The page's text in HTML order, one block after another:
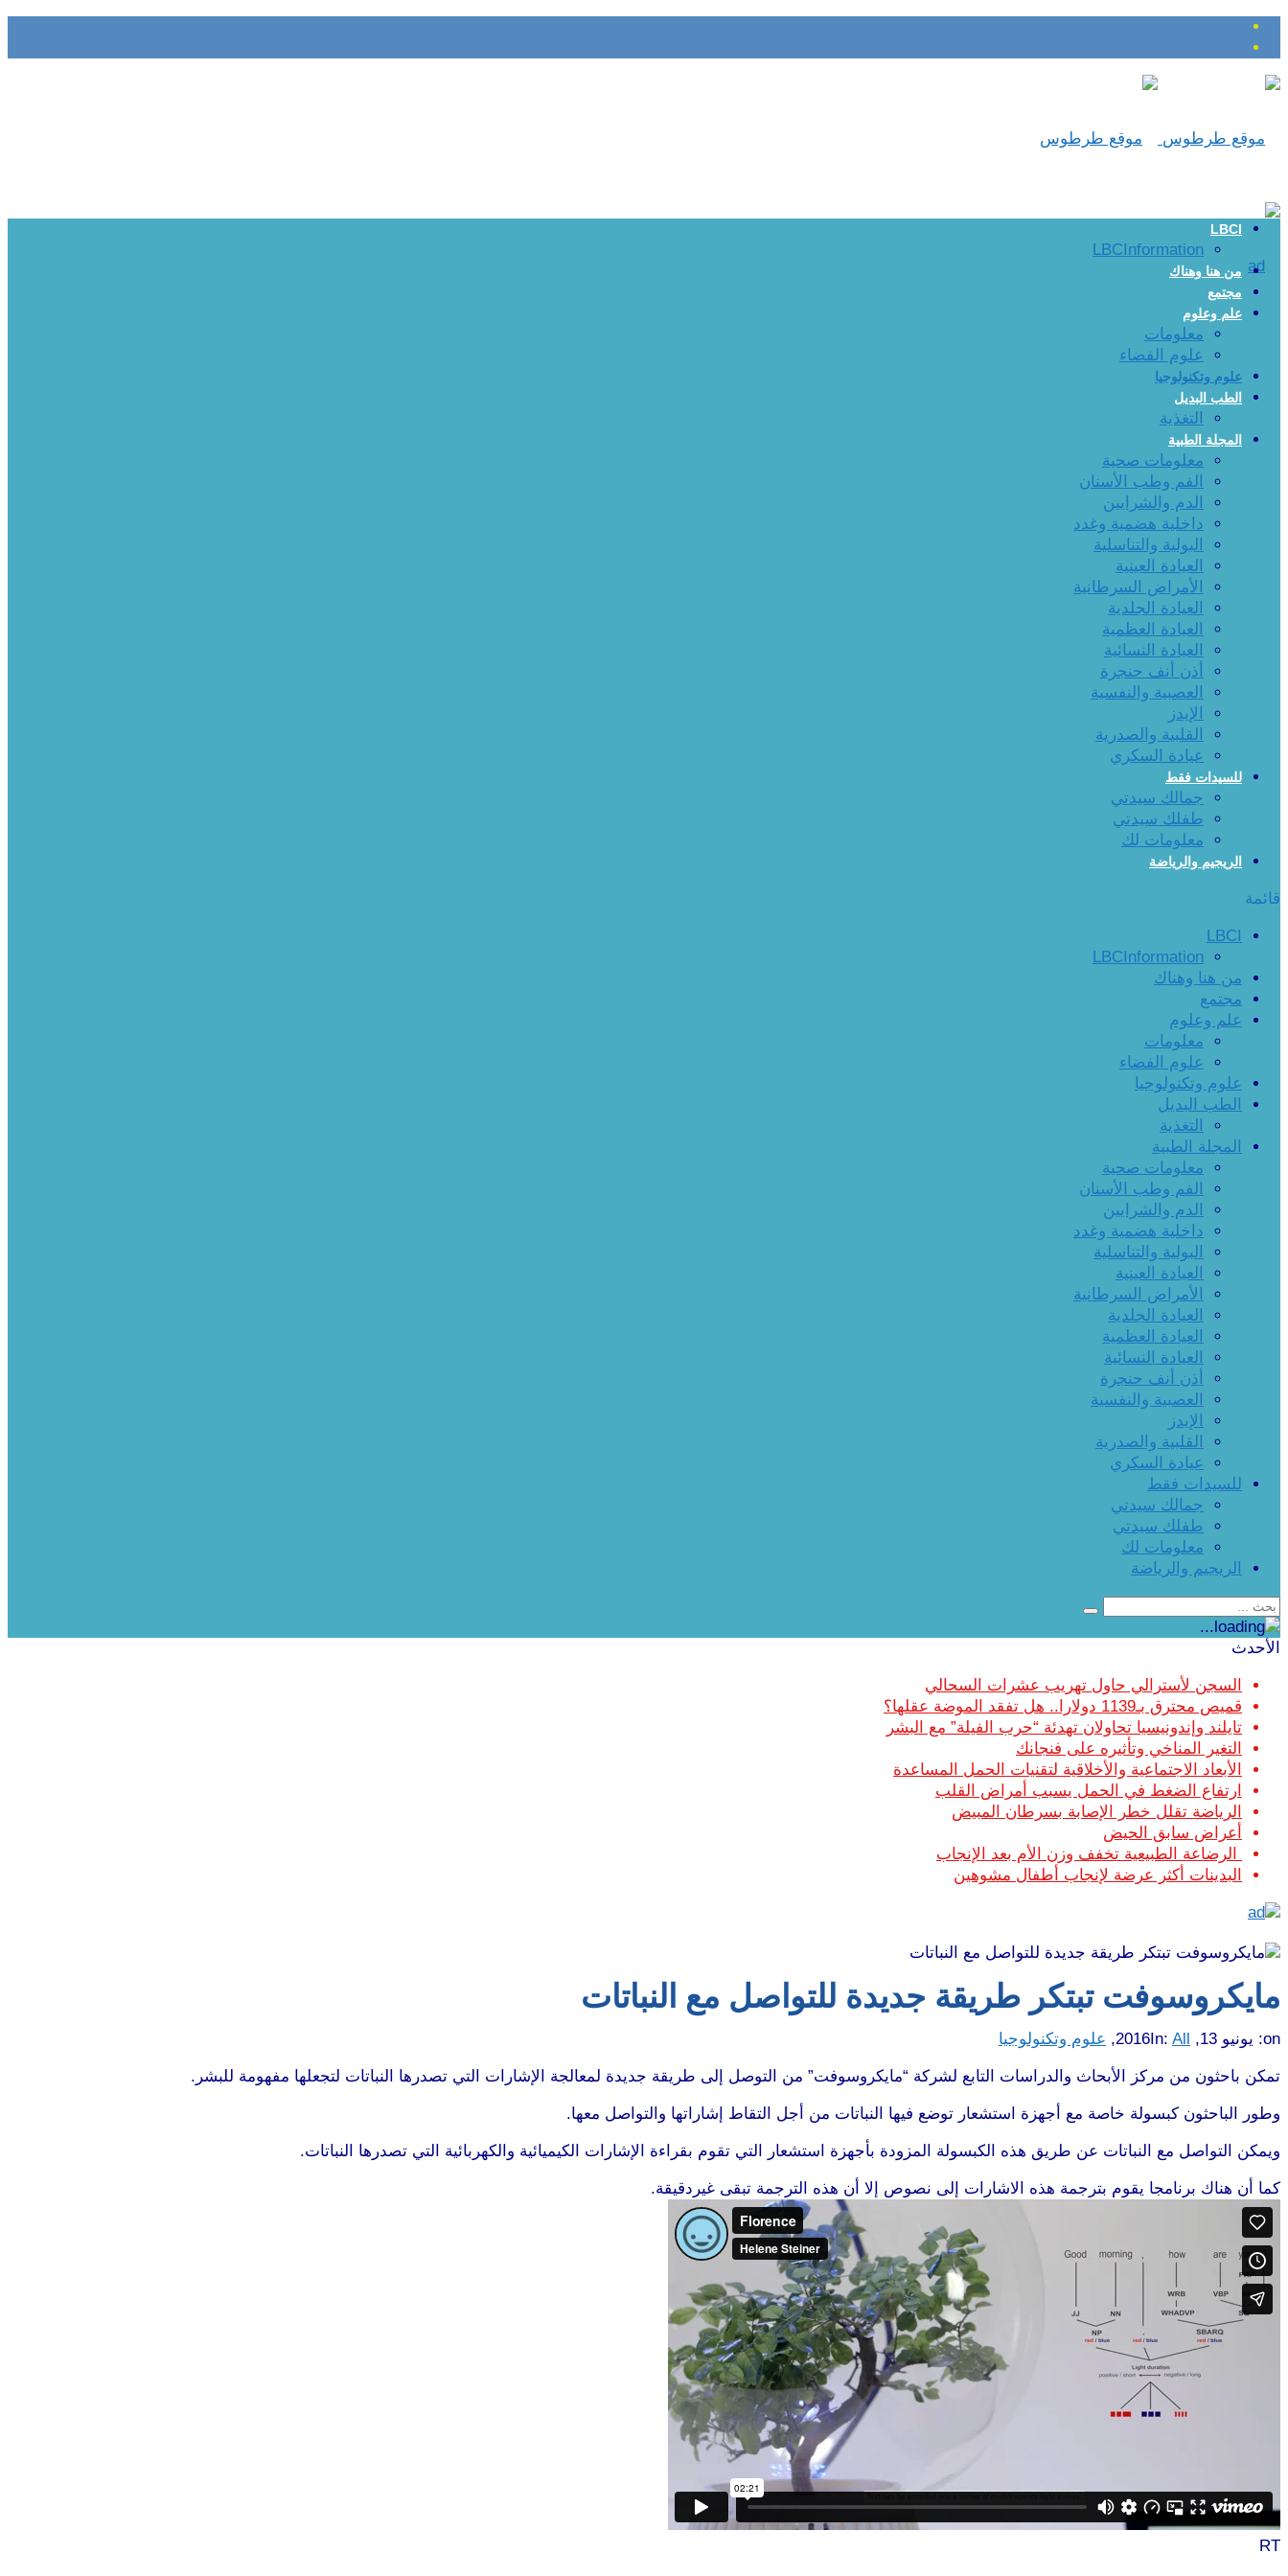
LBCI
LBCInformation
من هنا وهناك
مجتمع
علم وعلوم
معلومات
علوم الفضاء
علوم وتكنولوجيا
الطب البديل
التغذية
المجلة الطبية
معلومات صحية
الفم وطب الأسنان
الدم والشرايين
داخلية هضمية وغدد
البولية والتناسلية
العيادة العينية
الأمراض السرطانية
العيادة الجلدية
العيادة العظمية
العيادة النسائية
أذن أنف حنجرة
العصبية والنفسية
الإيدز
القلبية والصدرية
عيادة السكري
للسيدات فقط
جمالك سيدتي
طفلك سيدتي
معلومات لك
الريجيم والرياضة
قائمة
LBCI
LBCInformation
من هنا وهناك
مجتمع
علم وعلوم
معلومات
علوم الفضاء
علوم وتكنولوجيا
الطب البديل
التغذية
المجلة الطبية
معلومات صحية
الفم وطب الأسنان
الدم والشرايين
داخلية هضمية وغدد
البولية والتناسلية
العيادة العينية
الأمراض السرطانية
العيادة الجلدية
العيادة العظمية
العيادة النسائية
أذن أنف حنجرة
العصبية والنفسية
الإيدز
القلبية والصدرية
عيادة السكري
للسيدات فقط
جمالك سيدتي
طفلك سيدتي
معلومات لك
الريجيم والرياضة
الأحدث
السجن لأسترالي حاول تهريب عشرات السحالي
قميص محترق بـ1139 دولارا.. هل تفقد الموضة عقلها؟
تايلند وإندونيسيا تحاولان تهدئة “حرب الفيلة” مع البشر
التغير المناخي وتأثيره على فنجانك
الأبعاد الاجتماعية والأخلاقية لتقنيات الحمل المساعدة
ارتفاع الضغط في الحمل يسبب أمراض القلب
الرياضة تقلل خطر الإصابة بسرطان المبيض
أعراض سابق الحيض
الرضاعة الطبيعية تخفف وزن الأم بعد الإنجاب
البدينات أكثر عرضة لإنجاب أطفال مشوهين
مايكروسوفت تبتكر طريقة جديدة للتواصل مع النباتات
on: يونيو 13, 2016 In: All
, علوم وتكنولوجيا
تمكن باحثون من مركز الأبحاث والدراسات التابع لشركة “مايكروسوفت” من التوصل إلى طريقة جديدة لمعالجة الإشارات التي تصدرها النباتات لتجعلها مفهومة للبشر.
وطور الباحثون كبسولة خاصة مع أجهزة استشعار توضع فيها النباتات من أجل التقاط إشاراتها والتواصل معها.
ويمكن التواصل مع النباتات عن طريق هذه الكبسولة المزودة بأجهزة استشعار التي تقوم بقراءة الإشارات الكيميائية والكهربائية التي تصدرها النباتات.
كما أن هناك برنامجا يقوم بترجمة هذه الاشارات إلى نصوص إلا أن هذه الترجمة تبقى غيردقيقة.
RT